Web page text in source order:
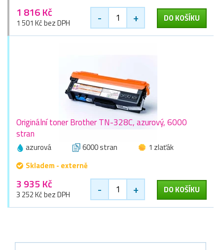
1 816 Kč
1 501 Kč bez DPH - + DO KOŠÍKU
Originální toner Brother TN-328C, azurový, 6000
stran
azurová 6000 stran
1 zlaťák
Skladem - externě
3 935 Kč
3 252 Kč bez DPH - + DO KOŠÍKU